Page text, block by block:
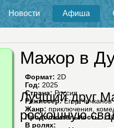
Новости Афиша
Мажор в
Формат: 2D
Год: 2025
Страна:Россия
Режиссер:Егор Чичканов
Жанр: приключения,
Продолжительность:
В ролях:
Лучший друг
роскошную